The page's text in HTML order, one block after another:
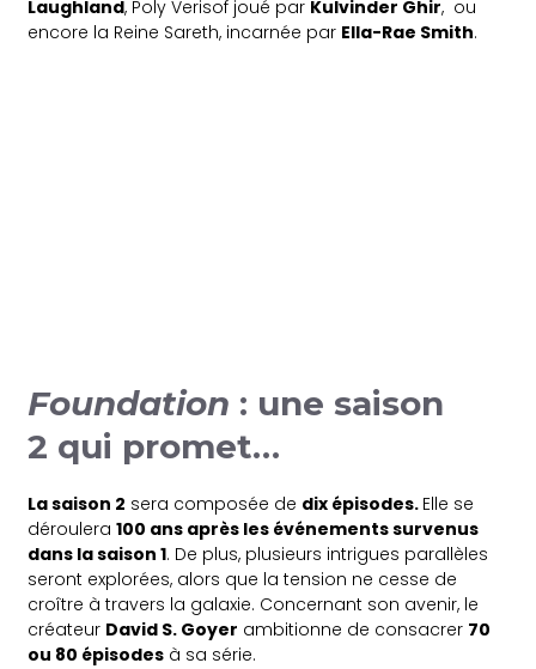
Laughland, Poly Verisof joué par Kulvinder Ghir, ou
encore la Reine Sareth, incarnée par Ella-Rae Smith.
Foundation : une saison
2 qui promet…
La saison 2 sera composée de dix épisodes. Elle se
déroulera100 ans après les événements survenus
dans la saison 1. De plus, plusieurs intrigues parallèles
seront explorées, alors que la tension ne cesse de
croître à travers la galaxie. Concernant son avenir, le
créateur David S. Goyer ambitionne de consacrer 70
ou 80 épisodes à sa série.